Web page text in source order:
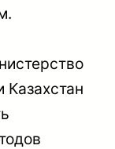
Казахстан